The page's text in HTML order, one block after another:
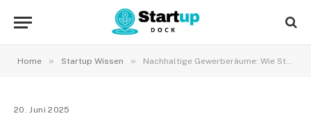
Home » Startup Wissen » Nachhaltige Gewerberäume: Wie Startups clever Energie und Kosten sparen
20. Juni 2025